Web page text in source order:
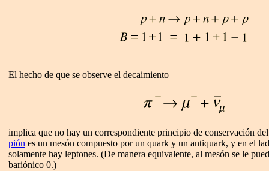
El hecho de que se observe el decaimiento
implica que no hay un correspondiente principio de conservación
pión es un mesón compuesto por un quark y un antiquark, y en el
solamente hay leptones. (De manera equivalente, al mesón se le
bariónico 0.)